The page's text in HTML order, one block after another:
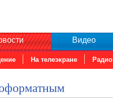
На телеэкране Радио
Видео